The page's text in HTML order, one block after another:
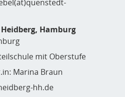
Hamburg
mit Oberstufe
Marina Braun
hh.de